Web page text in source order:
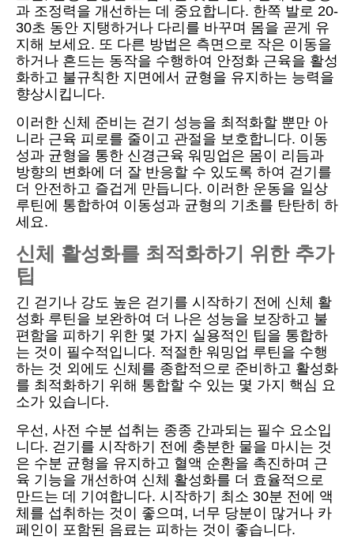
과 조정력을 개선하는 데 중요합니다. 한쪽 발로 20-
30초 동안 지탱하거나 다리를 바꾸며 몸을 곧게 유
지해 보세요. 또 다른 방법은 측면으로 작은 이동을
하거나 흔드는 동작을 수행하여 안정화 근육을 활성
화하고 불규칙한 지면에서 균형을 유지하는 능력을
향상시킵니다.
이러한 신체 준비는 걷기 성능을 최적화할 뿐만 아
니라 근육 피로를 줄이고 관절을 보호합니다. 이동
성과 균형을 통한 신경근육 워밍업은 몸이 리듬과
방향의 변화에 더 잘 반응할 수 있도록 하여 걷기를
더 안전하고 즐겁게 만듭니다. 이러한 운동을 일상
루틴에 통합하여 이동성과 균형의 기초를 탄탄히 하
세요.
신체 활성화를 최적화하기 위한 추가
팁
긴 걷기나 강도 높은 걷기를 시작하기 전에 신체 활
성화 루틴을 보완하여 더 나은 성능을 보장하고 불
편함을 피하기 위한 몇 가지 실용적인 팁을 통합하
는 것이 필수적입니다. 적절한 워밍업 루틴을 수행
하는 것 외에도 신체를 종합적으로 준비하고 활성화
를 최적화하기 위해 통합할 수 있는 몇 가지 핵심 요
소가 있습니다.
우선, 사전 수분 섭취는 종종 간과되는 필수 요소입
니다. 걷기를 시작하기 전에 충분한 물을 마시는 것
은 수분 균형을 유지하고 혈액 순환을 촉진하며 근
육 기능을 개선하여 신체 활성화를 더 효율적으로
만드는 데 기여합니다. 시작하기 최소 30분 전에 액
체를 섭취하는 것이 좋으며, 너무 당분이 많거나 카
페인이 포함된 음료는 피하는 것이 좋습니다.